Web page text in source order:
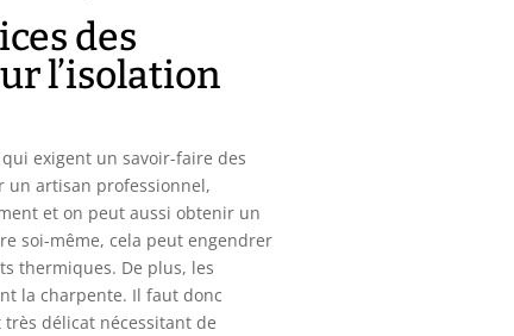
des
l’isolation
exigent un savoir-faire des
un artisan professionnel,
et on peut aussi obtenir un
soi-même, cela peut engendrer
thermiques. De plus, les
la charpente. Il faut donc
délicat nécessitant de